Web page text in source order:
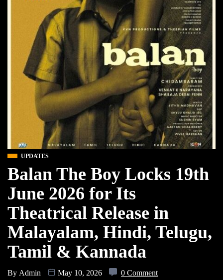
UPDATES
Balan The Boy Locks 19th
June 2026 for Its
Theatrical Release in
Malayalam, Hindi, Telugu,
Tamil & Kannada
By Admin May 10, 2026 0 Comment